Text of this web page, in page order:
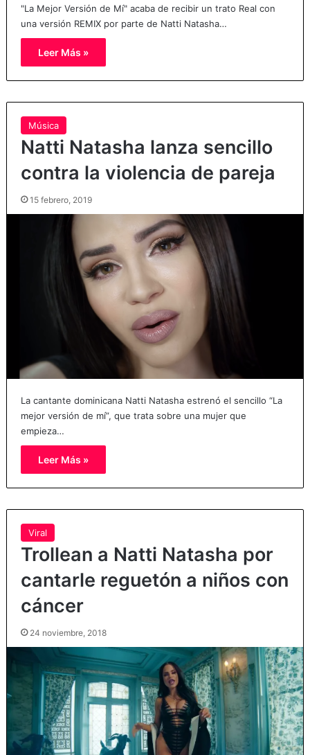
"La Mejor Versión de Mí" acaba de recibir un trato Real con
una versión REMIX por parte de Natti Natasha…
Leer Más »
Música
Natti Natasha lanza sencillo
contra la violencia de pareja
15 febrero, 2019
La cantante dominicana Natti Natasha estrenó el sencillo “La
mejor versión de mí”, que trata sobre una mujer que
empieza…
Leer Más »
Viral
Trollean a Natti Natasha por
cantarle reguetón a niños con
cáncer
24 noviembre, 2018